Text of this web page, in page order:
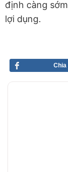
định càng
lợi dụng.
Chia